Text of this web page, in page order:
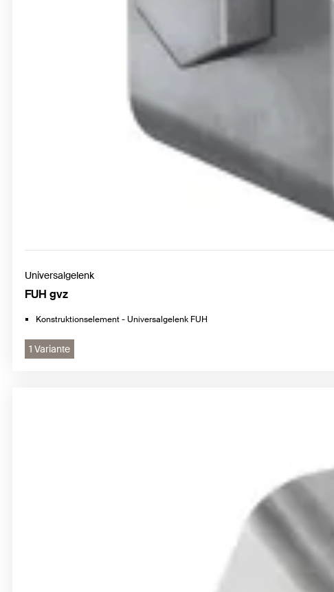
Universalgelenk
FUH gvz
Konstruktionselement - Universalgelenk FUH
1 Variante